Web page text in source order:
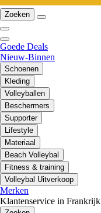
Zoeken
Goede Deals
Nieuw-Binnen
Schoenen
Kleding
Volleyballen
Beschermers
Supporter
Lifestyle
Materiaal
Beach Volleybal
Fitness & training
Volleybal Uitverkoop
Merken
Klantenservice in Frankrijk